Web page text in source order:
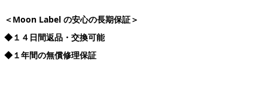
＜Moon Label の安心の長期保証＞
◆１４日間返品・交換可能
◆１年間の無償修理保証